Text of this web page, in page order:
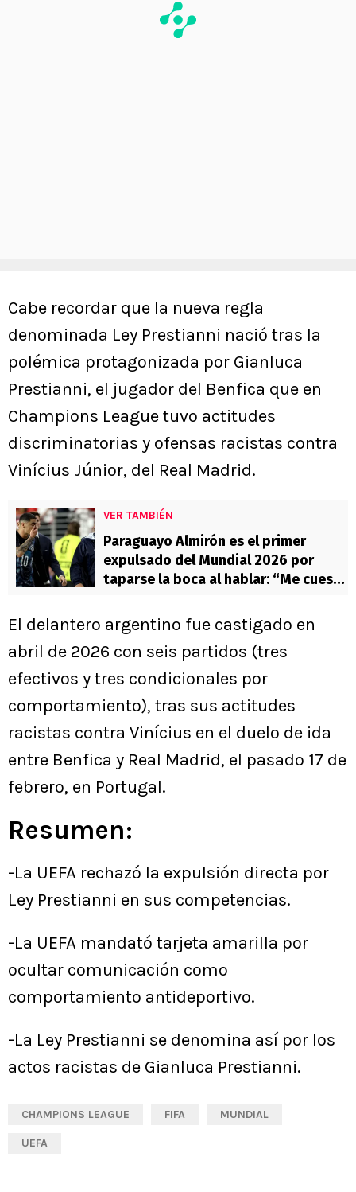
Cabe recordar que la nueva regla
denominada Ley Prestianni nació tras la
polémica protagonizada por Gianluca
Prestianni, el jugador del Benfica que en
Champions League tuvo actitudes
discriminatorias y ofensas racistas contra
Vinícius Júnior, del Real Madrid.
VER TAMBIÉN
Paraguayo Almirón es el primer
expulsado del Mundial 2026 por
taparse la boca al hablar: “Me cuesta
El delantero argentino fue castigado en
abril de 2026 con seis partidos (tres
efectivos y tres condicionales por
comportamiento), tras sus actitudes
racistas contra Vinícius en el duelo de ida
entre Benfica y Real Madrid, el pasado 17 de
febrero, en Portugal.
Resumen:
-La UEFA rechazó la expulsión directa por
Ley Prestianni en sus competencias.
-La UEFA mandató tarjeta amarilla por
ocultar comunicación como
comportamiento antideportivo.
-La Ley Prestianni se denomina así por los
actos racistas de Gianluca Prestianni.
CHAMPIONS LEAGUE FIFA MUNDIAL
UEFA